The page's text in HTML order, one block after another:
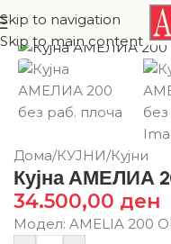
Skip to navigation
Skip to main content
Дома/КУЈНИ/Кујни
Кујна АМЕЛИА
34.500,00 ден
Модел: AMELIA 200